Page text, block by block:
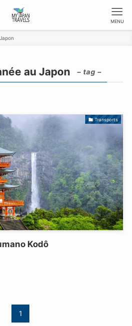
MENU
au Japon – tag –
Transports
Kodô
1